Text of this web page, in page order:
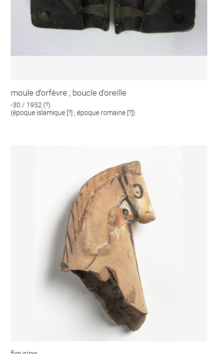
moule d'orfèvre ; boucle d'oreille
-30 / 1952 (?)
(époque islamique [?] ; époque romaine [?])